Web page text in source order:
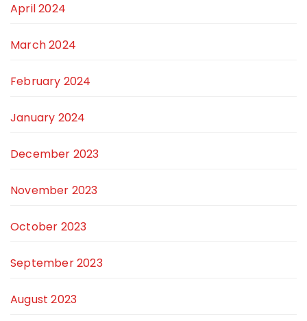
April 2024
March 2024
February 2024
January 2024
December 2023
November 2023
October 2023
September 2023
August 2023